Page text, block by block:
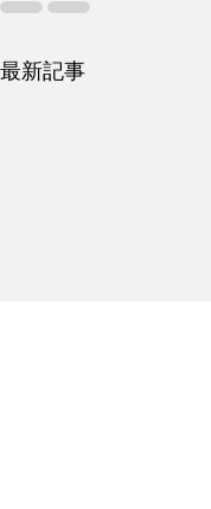
最新記事